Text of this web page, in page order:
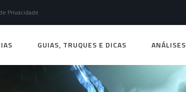
Privacidade
GUIAS, TRUQUES E DICAS ANÁLISES